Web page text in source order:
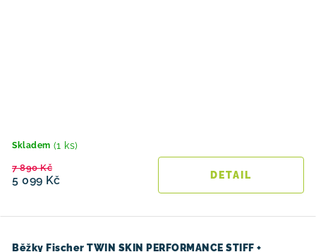
Skladem (1 ks)
5 099 Kč
7 890 Kč
Běžky Fischer TWIN SKIN PERFORMANCE STIFF +